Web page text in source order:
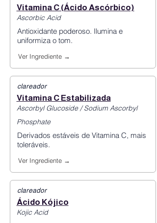
Vitamina C (Ácido Ascórbico)
Ascorbic Acid
Antioxidante poderoso. Ilumina e
uniformiza o tom.
Ver Ingrediente →
clareador
Vitamina C Estabilizada
Ascorbyl Glucoside / Sodium Ascorbyl
Phosphate
Derivados estáveis de Vitamina C, mais
toleráveis.
Ver Ingrediente →
clareador
Ácido Kójico
Kojic Acid